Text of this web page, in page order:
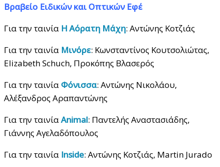
Βραβείο Ειδικών και Οπτικών Εφέ
Για την ταινία Η Αόρατη Μάχη: Αντώνης Κοτζιάς
Για την ταινία Μινόρε: Κωνσταντίνος Κουτσολιώτας,
Elizabeth Schuch, Προκόπης Βλασερός
Για την ταινία Φόνισσα: Αντώνης Νικολάου,
Αλέξανδρος Αραπαντώνης
Για την ταινίαAnimal: Παντελής Αναστασιάδης,
Γιάννης Αγελαδόπουλος
Για την ταινία Inside: Αντώνης Κοτζιάς, Martin Jurado